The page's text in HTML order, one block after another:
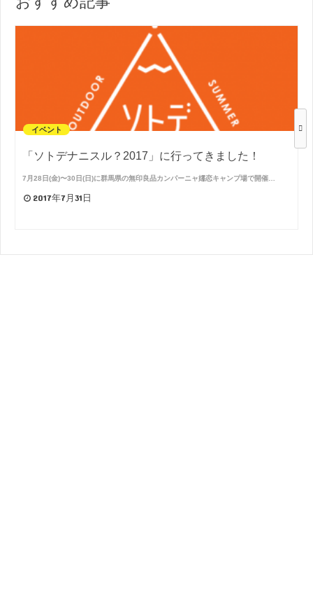
イベント
「ソトデナニスル？2017」に行ってきました！
7月28日(金)〜30日(日)に群馬県の無印良品カンパーニャ嬬恋キャンプ場で開催…
2017年7月31日